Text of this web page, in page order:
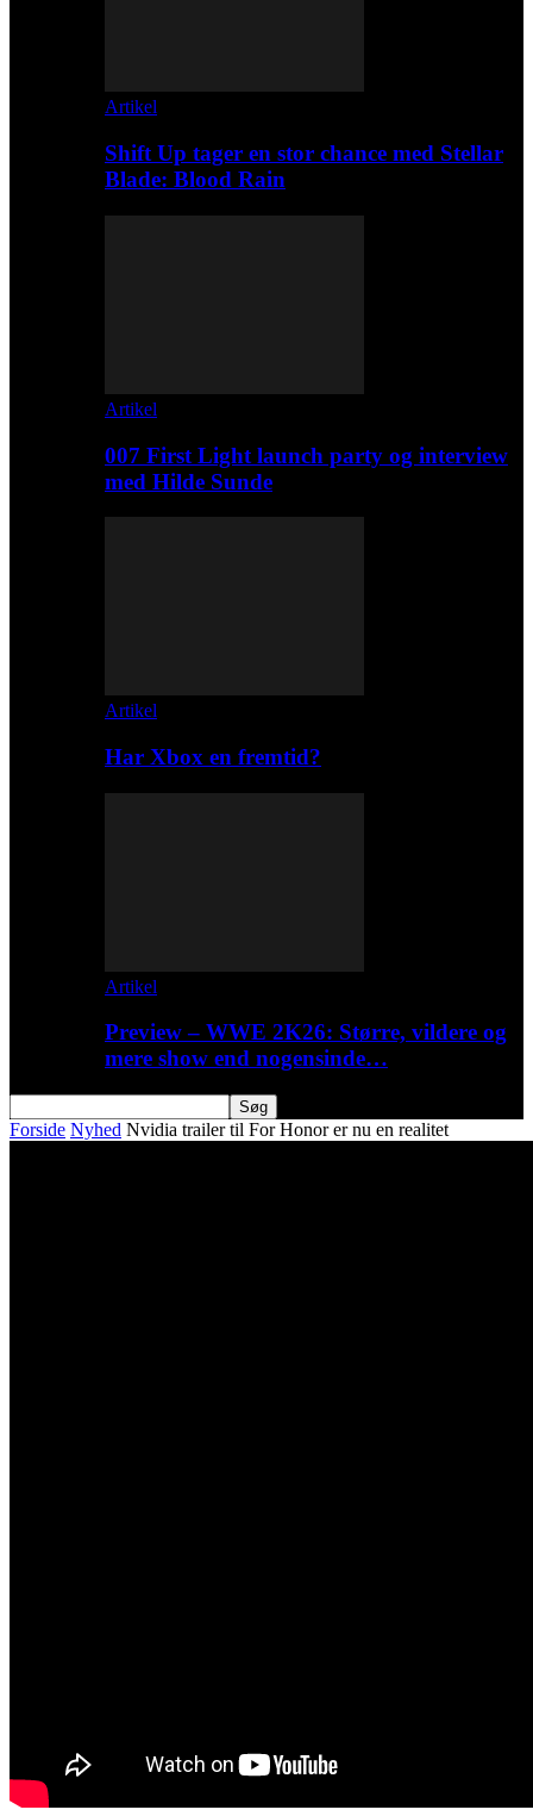
Artikel
Shift Up tager en stor chance med Stellar
Blade: Blood Rain
Artikel
007 First Light launch party og interview
med Hilde Sunde
Artikel
Har Xbox en fremtid?
Artikel
Preview – WWE 2K26: Større, vildere og
mere show end nogensinde…
Forside Nyhed Nvidia trailer til For Honor er nu en realitet